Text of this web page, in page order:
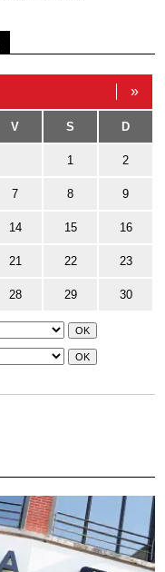
»
V S D
1 2
7 8 9
14 15 16
21 22 23
28 29 30